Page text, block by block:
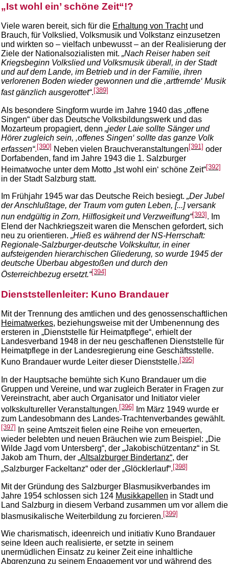
„Ist wohl ein’ schöne Zeit“!?
Viele waren bereit, sich für die Erhaltung von Trachtund
Brauch, für Volkslied, Volksmusik und Volkstanz einzusetzen
und wirkten so – vielfach unbewusst – an der Realisierung der
Ziele der Nationalsozialisten mit. „Nach Reiser haben seit
Kriegsbeginn Volkslied und Volksmusik überall, in der Stadt
und auf dem Lande, im Betrieb und in der Familie, ihren
verlorenen Boden wieder gewonnen und die ‚artfremde‘ Musik
fast gänzlich ausgerottet“.[389]
Als besondere Singform wurde im Jahre 1940 das „offene
Singen“ über das Deutsche Volksbildungswerk und das
Mozarteum propagiert, denn „jeder Laie sollte Sänger und
Hörer zugleich sein, ‚offenes Singen‘ sollte das ganze Volk
erfassen“.[390] Neben vielen Brauchveranstaltungen[391] oder
Dorfabenden, fand im Jahre 1943 die 1. Salzburger
Heimatwoche unter dem Motto „Ist wohl ein‘ schöne Zeit“[392]
in der Stadt Salzburg statt.
Im Frühjahr 1945 war das Deutsche Reich besiegt. „Der Jubel
der Anschlußtage, der Traum vom guten Leben, [...] versank
nun endgültig in Zorn, Hilflosigkeit und Verzweiflung“[393]. Im
Elend der Nachkriegszeit waren die Menschen gefordert, sich
neu zu orientieren. „Hieß es während der NS-Herrschaft:
Regionale-Salzburger-deutsche Volkskultur, in einer
aufsteigenden hierarchischen Gliederung, so wurde 1945 der
deutsche Überbau abgestoßen und durch den
Österreichbezug ersetzt.“[394]
Dienststellenleiter: Kuno Brandauer
Mit der Trennung des amtlichen und des genossenschaftlichen
Heimatwerkes, beziehungsweise mit der Umbenennung des
ersteren in „Dienststelle für Heimatpflege“, erhielt der
Landesverband 1948 in der neu geschaffenen Dienststelle für
Heimatpflege in der Landesregierung eine Geschäftsstelle.
Kuno Brandauer wurde Leiter dieser Dienststelle.[395]
In der Hauptsache bemühte sich Kuno Brandauer um die
Gruppen und Vereine, und war zugleich Berater in Fragen zur
Vereinstracht, aber auch Organisator und Initiator vieler
volkskultureller Veranstaltungen.[396]
Im März 1949 wurde er
zum Landesobmann des Landes-Trachtenverbandes gewählt.
[397]
In seine Amtszeit fielen eine Reihe von erneuerten,
wieder belebten und neuen Bräuchen wie zum Beispiel: „Die
Wilde Jagd vom Untersberg“, der „Jakobischützentanz“ in St.
Jakob am Thurn, der „Altsalzburger Bindertanz“, der
„Salzburger Fackeltanz“ oder der „Glöcklerlauf“.[398]
Mit der Gründung des Salzburger Blasmusikverbandes im
Jahre 1954 schlossen sich 124 Musikkapellen in Stadt und
Land Salzburg in diesem Verband zusammen um vor allem die
blasmusikalische Weiterbildung zu forcieren.[399]
Wie charismatisch, ideenreich und initiativ Kuno Brandauer
seine Ideen auch realisierte, er setzte in seinem
unermüdlichen Einsatz zu keiner Zeit eine inhaltliche
Abgrenzung zu seinem Engagement vor und während des